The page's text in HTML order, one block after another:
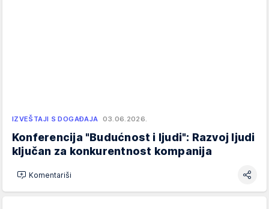
IZVEŠTAJI S DOGAĐAJA 03.06.2026.
Konferencija "Budućnost i ljudi": Razvoj ljudi
ključan za konkurentnost kompanija
Komentariši